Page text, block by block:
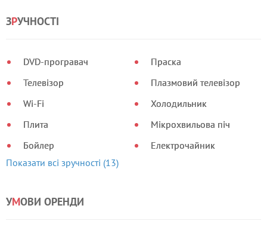
ЗРУЧНОСТІ
DVD-програвач
Телевізор
Wi-Fi
Плита
Бойлер
Праска
Плазмовий телевізор
Холодильник
Мікрохвильова піч
Електрочайник
Показати всі зручності (13)
УМОВИ ОРЕНДИ